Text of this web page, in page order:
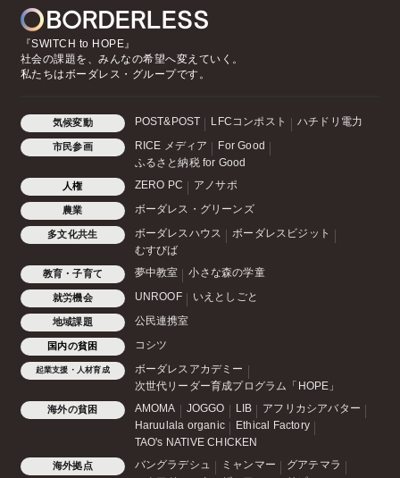
『SWITCH to HOPE』
社会の課題を、みんなの希望へ変えていく。
私たちはボーダレス・グループです。
気候変動 POST&POST LFCコンポスト ハチドリ電力
市民参画 RICE メディア
For Good
ふるさと納税 for Good
人権 ZERO PC アノサポ
農業 ボーダレス・グリーンズ
多文化共生 ボーダレスハウス
ボーダレスビジット
むすびば
教育・子育て 夢中教室 小さな森の学童
就労機会 UNROOF いえとしごと
地域課題 公民連携室
国内の貧困 コシツ
起業支援・人材育成
ボーダレスアカデミー
次世代リーダー育成プログラム「HOPE」
海外の貧困 AMOMA JOGGO LIB
アフリカシアバター
Haruulala organic
Ethical Factory
TAO's NATIVE CHICKEN
海外拠点 バングラデシュ ミャンマー
グアテマラ